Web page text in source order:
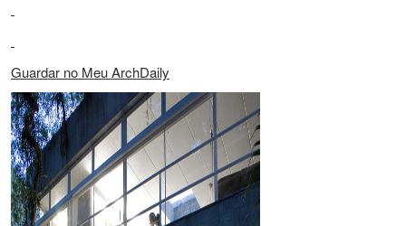
Guardar no Meu ArchDaily